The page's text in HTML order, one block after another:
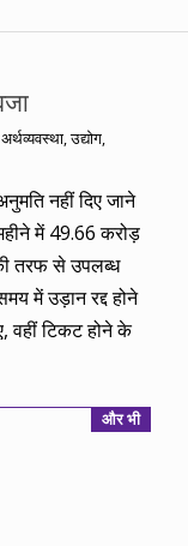
अर्थव्यवस्था,उद्योग,
नहीं दिए जाने
में 49.66 करोड़
तरफ से उपलब्ध
में उड़ान रद्द होने
वहीं टिकट होने के
और भी